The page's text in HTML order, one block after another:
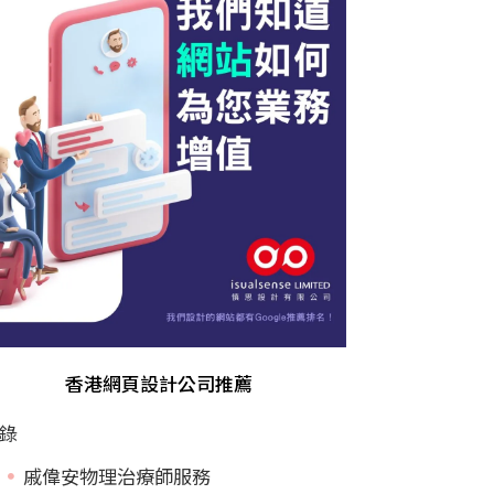
香港網頁設計公司推薦
戚偉安物理治療師服務